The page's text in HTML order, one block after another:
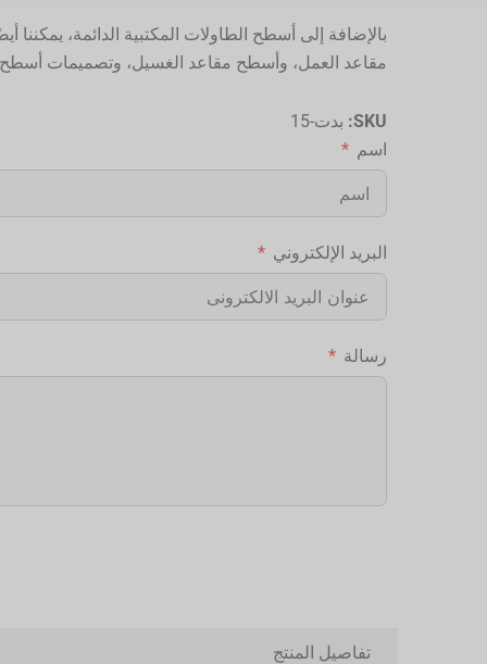
بالإضافة إلى أسطح الطاولات المكتبية الدائمة،
مقاعد العمل، وأسطح مقاعد الغسيل، وتصميمات أسطح
SKU: بدت-15
اسم
البريد الإلكتروني
رسالة
تفاصيل المنتج